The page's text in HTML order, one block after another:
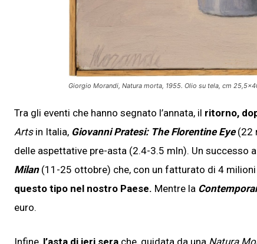
Giorgio Morandi, Natura morta, 1955. Olio su tela, cm
Tra gli eventi che hanno segnato l’annata, il ritorno,
Arts in Italia, Giovanni Pratesi: The Florentine Eye(22
delle aspettative pre-asta (2.4-3.5 mln). Un successo
Milan(11-25 ottobre) che, con un fatturato di 4
questo tipo nel nostro Paese. Mentre la
euro.